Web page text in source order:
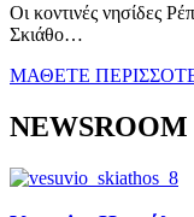
Οι κοντινές νησίδες
Σκιάθο…
ΜΑΘΕΤΕ
NEWSROOM